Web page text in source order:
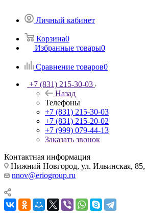
Личный кабинет
Корзина0
Избранные товары0
Сравнение товаров0
+7 (831) 215-30-03
Назад
Телефоны
+7 (831) 215-30-03
+7 (831) 215-20-02
+7 (999) 079-44-13
Заказать звонок
Контактная информация
Нижний Новгород, ул. Ильинская, 85,
nnov@eriogroup.ru